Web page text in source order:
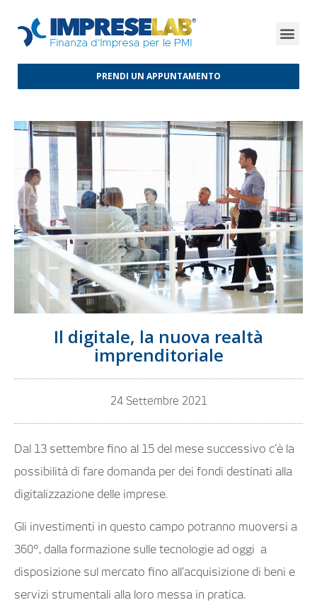
PRENDI UN APPUNTAMENTO
Il digitale, la nuova realtà
imprenditoriale
24 Settembre 2021
Dal 13 settembre fino al 15 del mese successivo c’è la
possibilità di fare domanda per dei fondi destinati alla
digitalizzazione delle imprese.
Gli investimenti in questo campo potranno muoversi a
360°, dalla formazione sulle tecnologie ad oggi a
disposizione sul mercato fino all’acquisizione di beni e
servizi strumentali alla loro messa in pratica.